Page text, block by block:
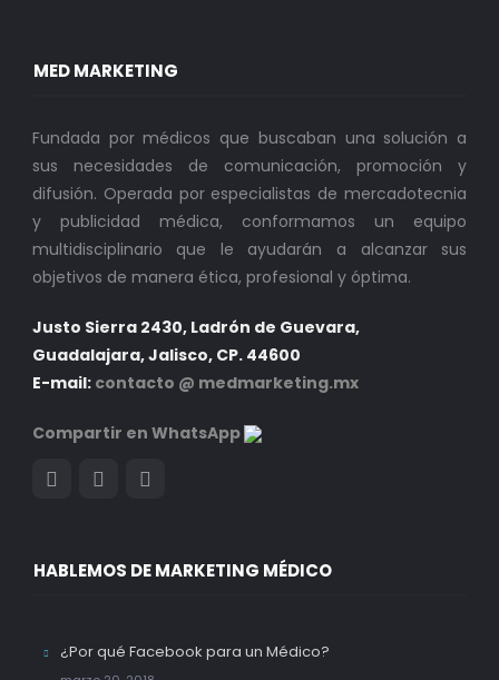
MED MARKETING
Fundada por médicos que buscaban una solución a
sus necesidades de comunicación, promoción y
difusión. Operada por especialistas de mercadotecnia
y publicidad médica, conformamos un equipo
multidisciplinario que le ayudarán a alcanzar sus
objetivos de manera ética, profesional y óptima.
Justo Sierra 2430, Ladrón de Guevara,
Guadalajara, Jalisco, CP. 44600
E-mail: contacto @ medmarketing.mx
Compartir en WhatsApp
HABLEMOS DE MARKETING MÉDICO
¿Por qué Facebook para un Médico?